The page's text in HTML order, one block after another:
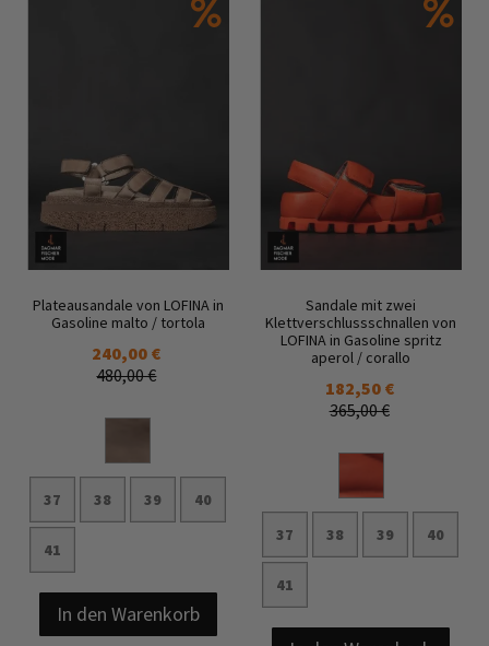
Plateausandale von LOFINA in
Gasoline malto / tortola
240,00 €
480,00 €
37 38 39 40
41
In den Warenkorb
Sandale mit zwei
Klettverschlussschnallen von
LOFINA in Gasoline spritz
aperol / corallo
182,50 €
365,00 €
37 38 39 40
41